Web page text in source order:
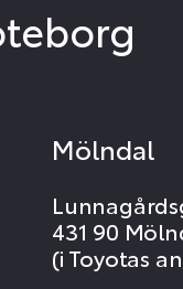
Mölndal
431 90
(i Toyotas